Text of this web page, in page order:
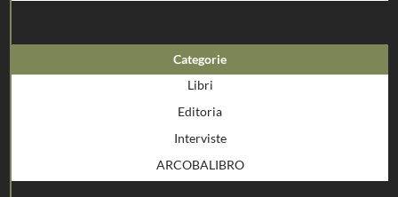
Categorie
Libri
Editoria
Interviste
ARCOBALIBRO